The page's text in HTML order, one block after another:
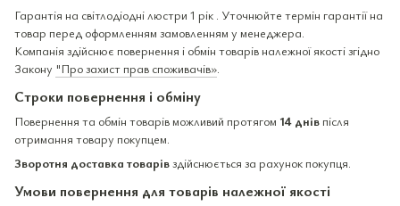
Гарантія на світлодіодні люстри 1 рік . Уточнюйте термін гарантії на
товар перед оформленням замовленням у менеджера.
Компанія здійснює повернення і обмін товарів належної якості згідно
Закону "Про захист прав споживачів».
Строки повернення і обміну
Повернення та обмін товарів можливий протягом 14 днів після
отримання товару покупцем.
Зворотня доставка товарівздійснюється за рахунок покупця.
Умови повернення для товарів належної якості